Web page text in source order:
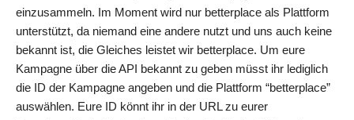
einzusammeln. Im Moment wird nur betterplace als Plattform
unterstützt, da niemand eine andere nutzt und uns auch keine
bekannt ist, die Gleiches leistet wir betterplace. Um eure
Kampagne über die API bekannt zu geben müsst ihr lediglich
die ID der Kampagne angeben und die Plattform “betterplace”
auswählen. Eure ID könnt ihr in der URL zu eurer